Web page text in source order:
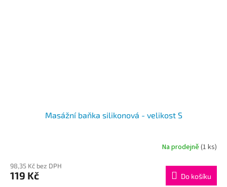
Masážní baňka silikonová - velikost S
Na prodejně (1 ks)
98,35 Kč bez DPH
119 Kč Do košíku